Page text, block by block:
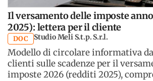
Il versamento delle imposte
2025): lettera per il cliente
DOC Studio Meli S.t.p. S.r.l.
Modello di circolare informativa
clienti sulle scadenze per il
imposte 2026 (redditi 2025),